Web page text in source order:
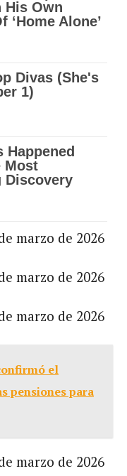
marzo de 2026
marzo de 2026
marzo de 2026
el
pensiones para
marzo de 2026